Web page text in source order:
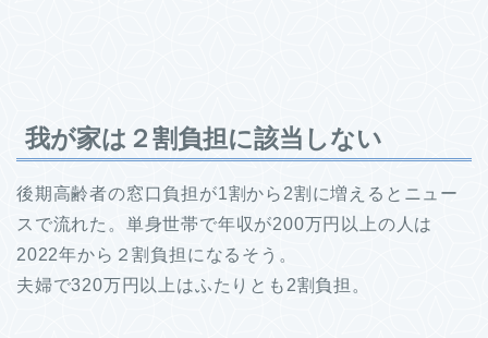
我が家は２割負担に該当しない
後期高齢者の窓口負担が1割から2割に増えるとニュー
スで流れた。単身世帯で年収が200万円以上の人は
2022年から２割負担になるそう。
夫婦で320万円以上はふたりとも2割負担。